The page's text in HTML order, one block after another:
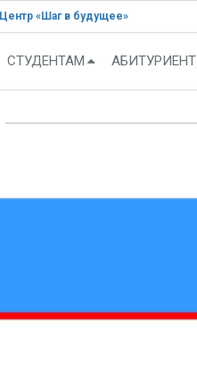
Центр «Шаг в будущее»
СТУДЕНТАМ АБИТУРИЕНТ